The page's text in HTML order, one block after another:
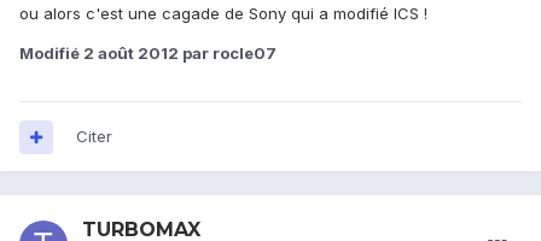
ou alors c'est une cagade de Sony qui a modifié ICS !
Modifié 2 août 2012 par rocle07
Citer
TURBOMAX